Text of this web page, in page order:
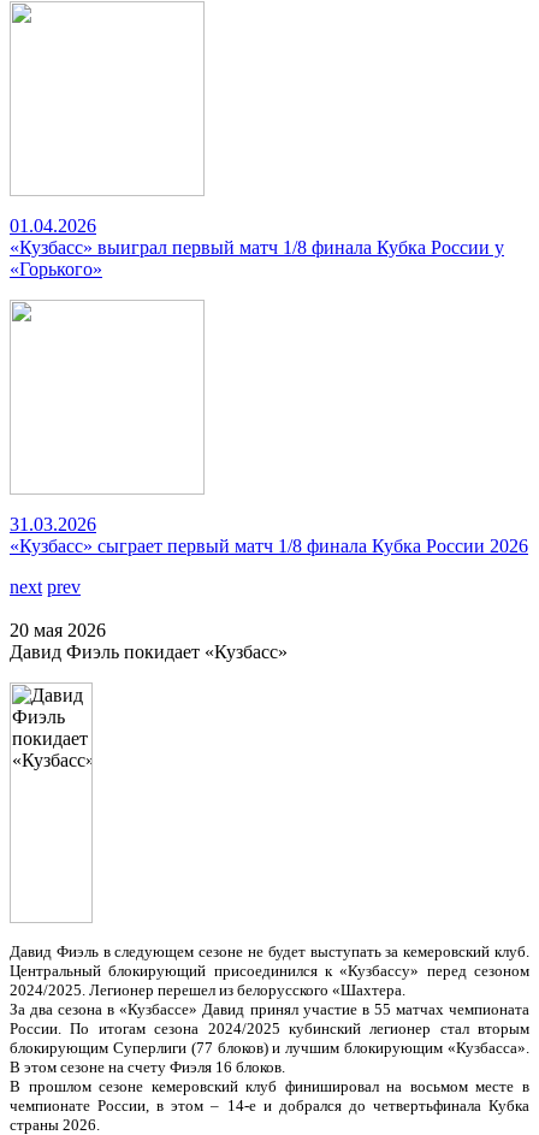
01.04.2026
«Кузбасс» выиграл первый матч 1/8 финала Кубка России у
«Горького»
31.03.2026
«Кузбасс» сыграет первый матч 1/8 финала Кубка России 2026
next prev
20 мая 2026
Давид Фиэль покидает «Кузбасс»
Давид Фиэль в следующем сезоне не будет выступать за кемеровский клуб.
Центральный блокирующий присоединился к «Кузбассу» перед сезоном
2024/2025. Легионер перешел из белорусского «Шахтера.
За два сезона в «Кузбассе» Давид принял участие в 55 матчах чемпионата
России. По итогам сезона 2024/2025 кубинский легионер стал вторым
блокирующим Суперлиги (77 блоков) и лучшим блокирующим «Кузбасса».
В этом сезоне на счету Фиэля 16 блоков.
В прошлом сезоне кемеровский клуб финишировал на восьмом месте в
чемпионате России, в этом – 14-е и добрался до четвертьфинала Кубка
страны 2026.